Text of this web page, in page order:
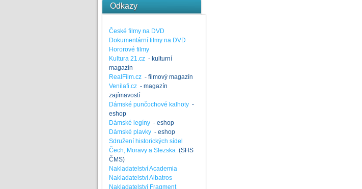
Odkazy
České filmy na DVD
Dokumentární filmy na DVD
Hororové filmy
Kultura 21.cz - kulturní
magazín
RealFilm.cz - filmový magazín
Venilafi.cz - magazín
zajímavostí
Dámské punčochové kalhoty -
eshop
Dámské legíny - eshop
Dámské plavky - eshop
Sdružení historických sídel
Čech, Moravy a Slezska (SHS
ČMS)
Nakladatelství Academia
Nakladatelství Albatros
Nakladatelství Fragment